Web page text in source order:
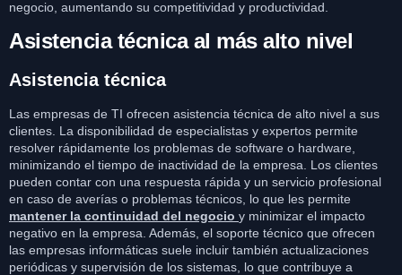
negocio, aumentando su competitividad y productividad.
Asistencia técnica al más alto nivel
Asistencia técnica
Las empresas de TI ofrecen asistencia técnica de alto nivel a sus
clientes. La disponibilidad de especialistas y expertos permite
resolver rápidamente los problemas de software o hardware,
minimizando el tiempo de inactividad de la empresa. Los clientes
pueden contar con una respuesta rápida y un servicio profesional
en caso de averías o problemas técnicos, lo que les permite
mantener la continuidad del negocio y minimizar el impacto
negativo en la empresa. Además, el soporte técnico que ofrecen
las empresas informáticas suele incluir también actualizaciones
periódicas y supervisión de los sistemas, lo que contribuye a